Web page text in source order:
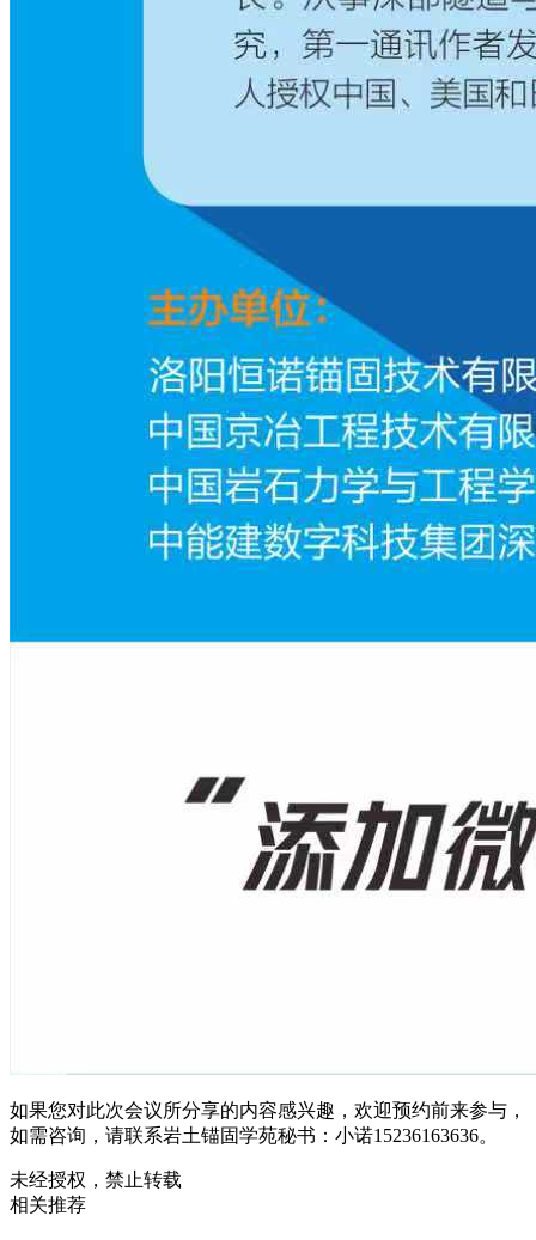
如果您对此次会议所分享的内容感兴趣，欢迎预约前来参与，
如需咨询，请联系岩土锚固学苑秘书：小诺15236163636。
未经授权，禁止转载
相关推荐